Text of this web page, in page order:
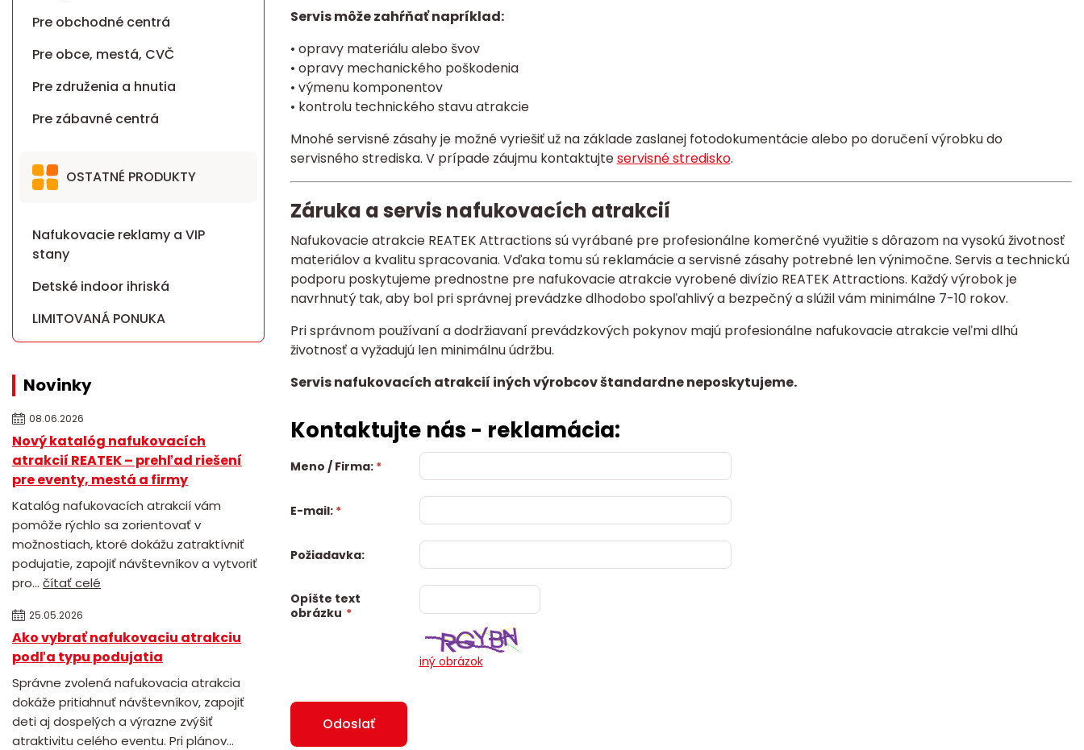
Pre obchodné centrá
Pre obce, mestá, CVČ
Pre združenia a hnutia
Pre zábavné centrá
OSTATNÉ PRODUKTY
Nafukovacie reklamy a VIP
stany
Detské indoor ihriská
LIMITOVANÁ PONUKA
Novinky
08.06.2026
Nový katalóg nafukovacích
atrakcií REATEK – prehľad riešení
pre eventy, mestá a firmy
Katalóg nafukovacích atrakcií vám
pomôže rýchlo sa zorientovať v
možnostiach, ktoré dokážu zatraktívniť
podujatie, zapojiť návštevníkov a vytvoriť
pro... čítať celé
25.05.2026
Ako vybrať nafukovaciu atrakciu
podľa typu podujatia
Správne zvolená nafukovacia atrakcia
dokáže pritiahnuť návštevníkov, zapojiť
deti aj dospelých a výrazne zvýšiť
atraktivitu celého eventu. Pri plánov...
Servis môže zahŕňať napríklad:
• opravy materiálu alebo švov
• opravy mechanického poškodenia
• výmenu komponentov
• kontrolu technického stavu atrakcie
Mnohé servisné zásahy je možné vyriešiť už na základe zaslanej fotodokumentácie alebo po doručení výrobku do
servisného strediska. V prípade záujmu kontaktujteservisné stredisko.
Záruka a servis nafukovacích atrakcií
Nafukovacie atrakcie REATEK Attractions sú vyrábané pre profesionálne komerčné využitie s dôrazom na vysokú životnosť
materiálov a kvalitu spracovania. Vďaka tomu sú reklamácie a servisné zásahy potrebné len výnimočne. Servis a technickú
podporu poskytujeme prednostne pre nafukovacie atrakcie vyrobené divízio REATEK Attractions. Každý výrobok je
navrhnutý tak, aby bol pri správnej prevádzke dlhodobo spoľahlivý a bezpečný a slúžil vám minimálne 7-10 rokov.
Pri správnom používaní a dodržiavaní prevádzkových pokynov majú profesionálne nafukovacie atrakcie veľmi dlhú
životnosť a vyžadujú len minimálnu údržbu.
Servis nafukovacích atrakcií iných výrobcov štandardne neposkytujeme.
Kontaktujte nás - reklamácia:
Meno / Firma: *
E-mail: *
Požiadavka:
Opíšte text
obrázku *
iný obrázok